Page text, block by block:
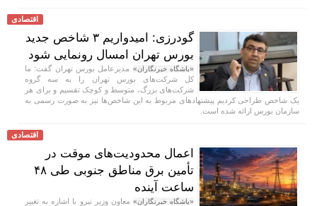
اقتصادی
گودرزی: امیدواریم ۳ شاخص جدید
بورس تهران امسال رونمایی شود
«باشگاه خبرنگاران» مدیرعامل بورس تهران گفت: ما
کل شرکت‌های بورس تهران را به سه گروه
شرکت‌های بزرگ، متوسط و کوچک تقسیم و برای هر
یک شاخص طراحی کردیم پیشنهاد‌های مربوط به این شاخص‌ها نیز به صورت رسمی به
سازمان بورس ارائه شده است.
اقتصادی
اعمال محدودیت‌های موقت در
تأمین برق مناطق جنوبی طی ۴۸
ساعت آینده
«باشگاه خبرنگاران» معاون وزیر نیرو با اشاره به تغییر